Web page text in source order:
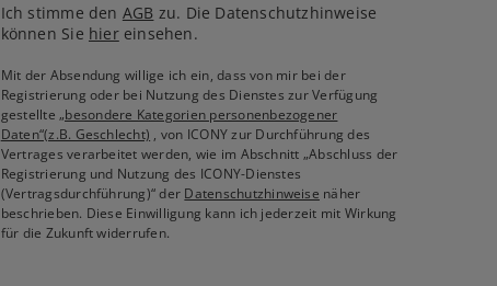
Ich stimme den AGB zu. Die Datenschutzhinweise
können Sie hiereinsehen.
Mit der Absendung willige ich ein, dass von mir bei der
Registrierung oder bei Nutzung des Dienstes zur Verfügung
gestellte„besondere Kategorien personenbezogener
Daten“(z.B. Geschlecht) , von ICONY zur Durchführung des
Vertrages verarbeitet werden, wie im Abschnitt „Abschluss der
Registrierung und Nutzung des ICONY-Dienstes
(Vertragsdurchführung)“ der Datenschutzhinweise näher
beschrieben. Diese Einwilligung kann ich jederzeit mit Wirkung
für die Zukunft widerrufen.